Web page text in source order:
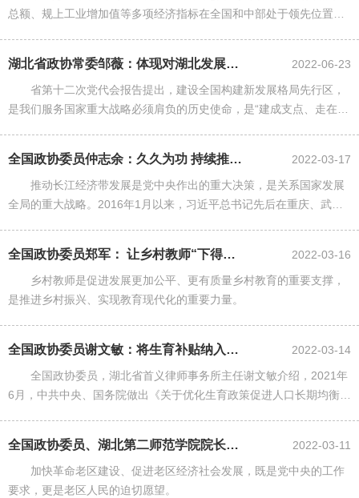
总额、规上工业增加值等多项经济指标在全国和中部处于领先位置，
湖北省政协常委邹薇：体现对湖北发展重要战略机遇的把握
2022-06-23
省第十二次党代会报告提出，建设全国构建新发展格局先行区，
是我们服务国家重大战略必须肩负的历史使命，是“建成支点、走在前
全国政协委员仲志余：久久为功 持续推进长江大保护
2022-03-17
推动长江经济带发展是党中央作出的重大决策，是关系国家发展
全局的重大战略。2016年1月以来，习近平总书记先后在重庆、武
全国政协委员郑军： 让乡村教师“下得去 留得住 教得好 有发展”
2022-03-16
乡村教师是促进发展更加公平、更有质量乡村教育的重要支撑，
是推进乡村振兴、实现教育现代化的重要力量。
全国政协委员谢文敏：将生育补贴纳入社会保障体系
2022-03-14
全国政协委员，湖北省首义律师事务所主任谢文敏介绍，2021年
6月，中共中央、国务院做出《关于优化生育政策促进人口长期均衡发
全国政协委员、湖北第二师范学院院长郑军—— 推进新型城镇化建设 促进革...
2022-03-11
加快革命老区建设、促进老区经济社会发展，既是党中央的工作
要求，更是老区人民的迫切愿望。